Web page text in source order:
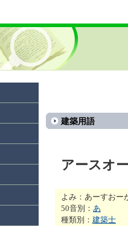
建築用語
アースオ
よみ：あーすおー
50音別： あ
種類別： 建築士